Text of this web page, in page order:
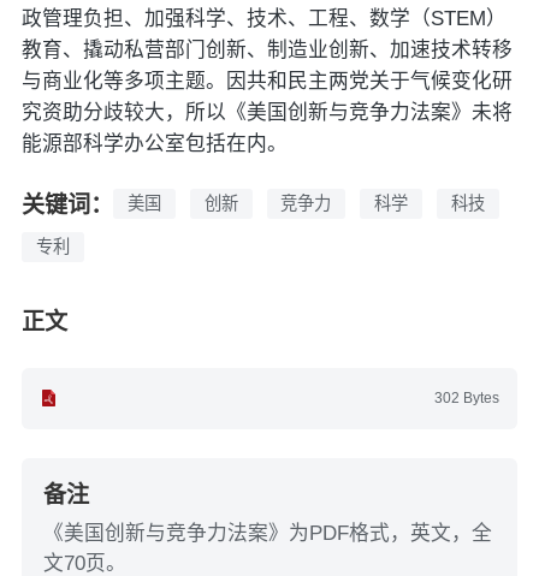
政管理负担、加强科学、技术、工程、数学（STEM）
教育、撬动私营部门创新、制造业创新、加速技术转移
与商业化等多项主题。因共和民主两党关于气候变化研
究资助分歧较大，所以《美国创新与竞争力法案》未将
能源部科学办公室包括在内。
关键词： 美国 创新 竞争力 科学 科技
专利
正文
302 Bytes
备注
《美国创新与竞争力法案》为PDF格式，英文，全
文70页。